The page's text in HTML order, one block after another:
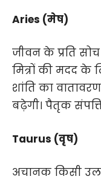
Aries (मेष)
जीवन के प्रति
मित्रों की मदद के
शांति का
बढ़ेगी। पैतृक
Taurus (वृष)
अचानक‍ किसी